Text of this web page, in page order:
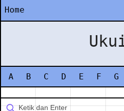
Home
A B C D E F G